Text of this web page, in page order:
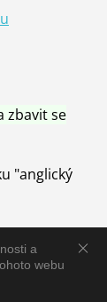
a
webu
zbavit se
"anglický
a